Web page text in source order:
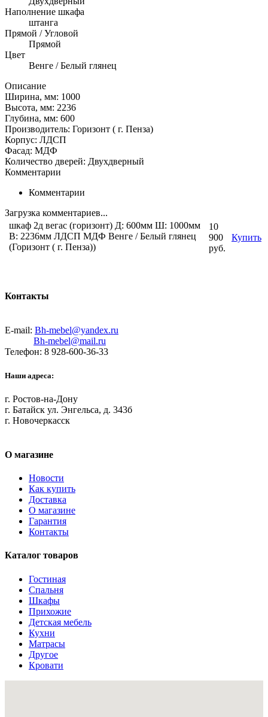
Наполнение шкафа
штанга
Прямой / Угловой
Прямой
Цвет
Венге / Белый глянец
Описание
Ширина, мм: 1000
Высота, мм: 2236
Глубина, мм: 600
Производитель: Горизонт ( г. Пенза)
Корпус: ЛДСП
Фасад: МДФ
Количество дверей: Двухдверный
Комментарии
Комментарии
Загрузка комментариев...
шкаф 2д вегас (горизонт) Д: 600мм Ш: 1000мм
В: 2236мм ЛДСП МДФ Венге / Белый глянец
(Горизонт ( г. Пенза))
10
900
руб.
Купить
Контакты
E-mail: Bh-mebel@yandex.ru
Bh-mebel@mail.ru
Телефон: 8 928-600-36-33
Наши адреса:
г. Ростов-на-Дону
г. Батайск ул. Энгельса, д. 343б
г. Новочеркасск
О магазине
Новости
Как купить
Доставка
О магазине
Гарантия
Контакты
Каталог товаров
Гостиная
Спальня
Шкафы
Прихожие
Детская мебель
Кухни
Матрасы
Другое
Кровати